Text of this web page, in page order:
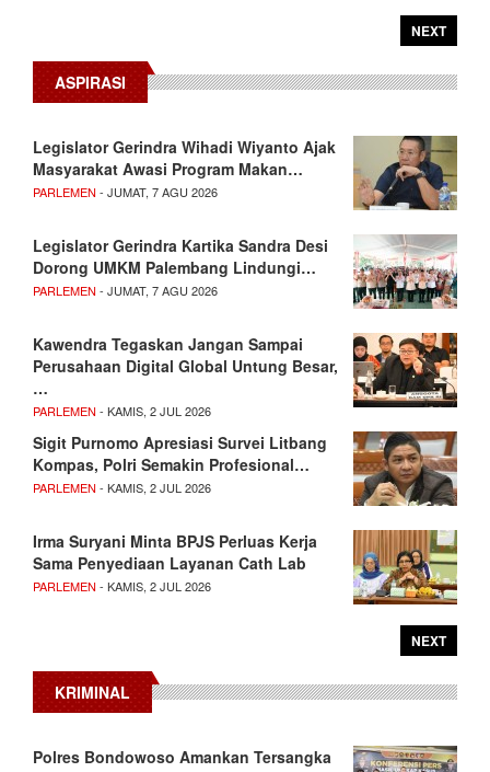
NEXT
ASPIRASI
Legislator Gerindra Wihadi Wiyanto Ajak
Masyarakat Awasi Program Makan…
PARLEMEN - JUMAT, 7 AGU 2026
Legislator Gerindra Kartika Sandra Desi
Dorong UMKM Palembang Lindungi…
PARLEMEN - JUMAT, 7 AGU 2026
Kawendra Tegaskan Jangan Sampai
Perusahaan Digital Global Untung Besar,
…
PARLEMEN - KAMIS, 2 JUL 2026
Sigit Purnomo Apresiasi Survei Litbang
Kompas, Polri Semakin Profesional…
PARLEMEN - KAMIS, 2 JUL 2026
Irma Suryani Minta BPJS Perluas Kerja
Sama Penyediaan Layanan Cath Lab
PARLEMEN - KAMIS, 2 JUL 2026
NEXT
KRIMINAL
Polres Bondowoso Amankan Tersangka